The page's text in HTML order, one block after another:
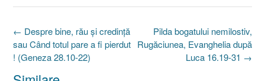
Post
navigation
Pilda bogatului nemilostiv,
Rugăciunea, Evanghelia după
Luca 16.19-31 →
← Despre bine, rău şi credinţă
sau Când totul pare a fi pierdut
! (Geneza 28.10-22)